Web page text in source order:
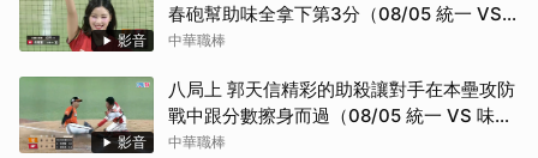
影音
春砲幫助味全拿下第3分（08/05 統一 VS
味全）
中華職棒
影音
八局上 郭天信精彩的助殺讓對手在本壘攻防
戰中跟分數擦身而過（08/05 統一 VS 味
全）
中華職棒